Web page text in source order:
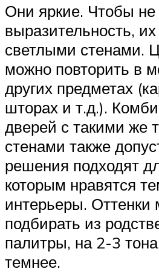
Они яркие. Чтобы не
выразительность,
светлыми стенами.
можно повторить в
других предметах
шторах и т.д.).
дверей с такими же
стенами также
решения подходят
которым нравятся
интерьеры. Оттенки
подбирать из
палитры, на 2-3
темнее.